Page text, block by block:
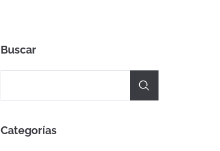
Buscar
Categorías